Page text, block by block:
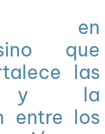
en
que
las
y la
entre los